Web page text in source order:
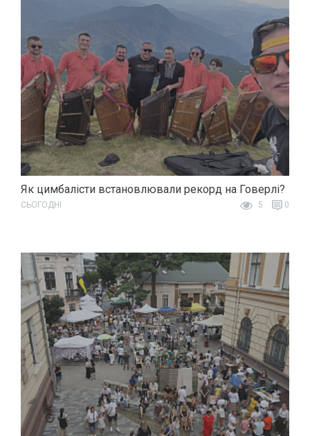
Як цимбалісти встановлювали рекорд на Говерлі?
СЬОГОДНІ 5 0